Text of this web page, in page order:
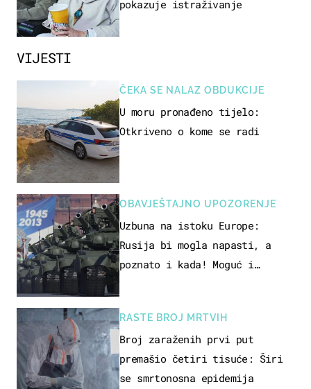
VIJESTI
ČEKA SE NALAZ OBDUKCIJE
U moru pronađeno tijelo:
Otkriveno o kome se radi
OBAVJEŠTAJNO UPOZORENJE
Uzbuna na istoku Europe:
Rusija bi mogla napasti, a
poznato i kada! Moguć i
RASTE BROJ MRTVIH
Broj zaraženih prvi put
premašio četiri tisuće: Širi
se smrtonosna epidemija
pokazuje istraživanje